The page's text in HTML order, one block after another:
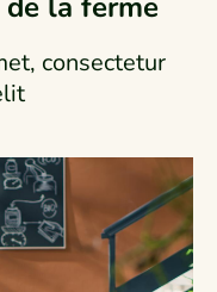
consectetur